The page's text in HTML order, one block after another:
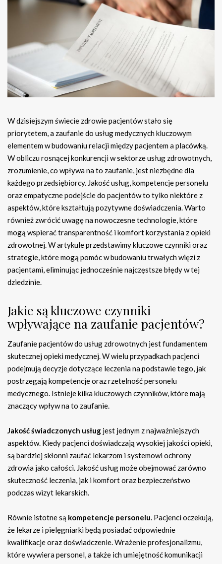
W dzisiejszym świecie zdrowie pacjentów stało się
priorytetem, a zaufanie do usług medycznych kluczowym
elementem w budowaniu relacji między pacjentem a placówką.
W obliczu rosnącej konkurencji w sektorze usług zdrowotnych,
zrozumienie, co wpływa na to zaufanie, jest niezbędne dla
każdego przedsiębiorcy. Jakość usług, kompetencje personelu
oraz empatyczne podejście do pacjentów to tylko niektóre z
aspektów, które kształtują pozytywne doświadczenia. Warto
również zwrócić uwagę na nowoczesne technologie, które
mogą wspierać transparentność i komfort korzystania z opieki
zdrowotnej. W artykule przedstawimy kluczowe czynniki oraz
strategie, które mogą pomóc w budowaniu trwałych więzi z
pacjentami, eliminując jednocześnie najczęstsze błędy w tej
dziedzinie.
Jakie są kluczowe czynniki
wpływające na zaufanie pacjentów?
Zaufanie pacjentów do usług zdrowotnych jest fundamentem
skutecznej opieki medycznej. W wielu przypadkach pacjenci
podejmują decyzje dotyczące leczenia na podstawie tego, jak
postrzegają kompetencje oraz rzetelność personelu
medycznego. Istnieje kilka kluczowych czynników, które mają
znaczący wpływ na to zaufanie.
Jakość świadczonych usług jest jednym z najważniejszych
aspektów. Kiedy pacjenci doświadczają wysokiej jakości opieki,
są bardziej skłonni zaufać lekarzom i systemowi ochrony
zdrowia jako całości. Jakość usług może obejmować zarówno
skuteczność leczenia, jak i komfort oraz bezpieczeństwo
podczas wizyt lekarskich.
Równie istotne są kompetencje personelu. Pacjenci oczekują,
że lekarze i pielęgniarki będą posiadać odpowiednie
kwalifikacje oraz doświadczenie. Wrażenie profesjonalizmu,
które wywiera personel, a także ich umiejętność komunikacji